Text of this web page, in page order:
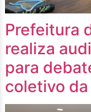
Prefeitura
realiza
para
coletivo